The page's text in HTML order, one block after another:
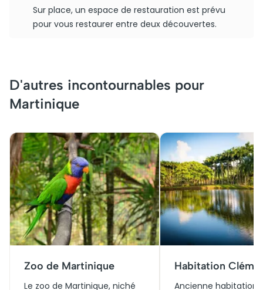
Sur place, un espace de restauration est prévu
pour vous restaurer entre deux découvertes.
D'autres incontournables pour
Martinique
Zoo de Martinique
Le zoo de Martinique, niché
Habitation
Ancienne habitation